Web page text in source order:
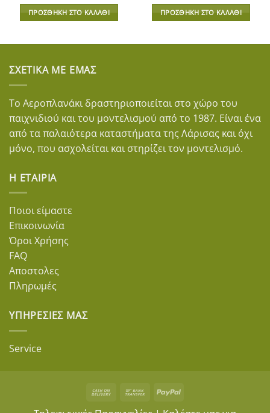
ΠΡΟΣΘΉΚΗ ΣΤΟ ΚΑΛΆΘΙ ΠΡΟΣΘΉΚΗ ΣΤΟ ΚΑΛΆΘΙ
ΣΧΕΤΙΚΆ ΜΕ ΕΜΆΣ
Το Αεροπλανάκι δραστηριοποιείται στο χώρο του
παιχνιδιού και του μοντελισμού από το 1987. Είναι ένα
από τα παλαιότερα καταστήματα της Λάρισας και όχι
μόνο, που ασχολείται και στηρίζει τον μοντελισμό.
Η ΕΤΑΙΡΊΑ
Ποιοι είμαστε
Επικοινωνία
Όροι Χρήσης
FAQ
Αποστολες
Πληρωμές
ΥΠΗΡΕΣΊΕΣ ΜΑΣ
Service
Cash
Bank
PayPal